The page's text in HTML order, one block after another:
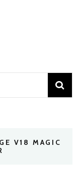
V18 MAGIC